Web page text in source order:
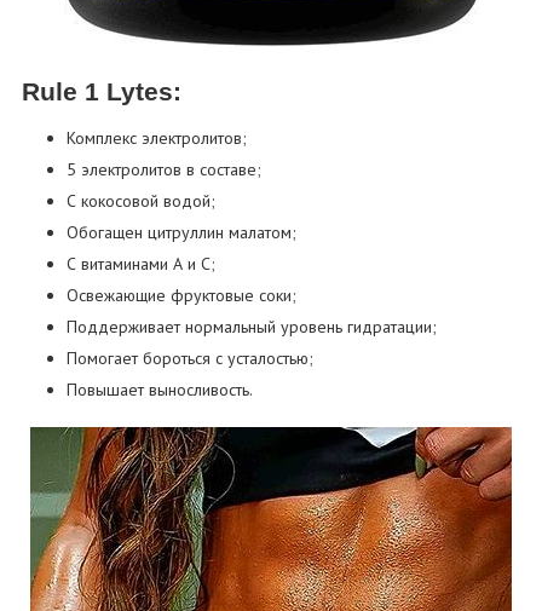
Rule 1 Lytes:
Комплекс электролитов;
5 электролитов в составе;
С кокосовой водой;
Обогащен цитруллин малатом;
С витаминами А и С;
Освежающие фруктовые соки;
Поддерживает нормальный уровень гидратации;
Помогает бороться с усталостью;
Повышает выносливость.